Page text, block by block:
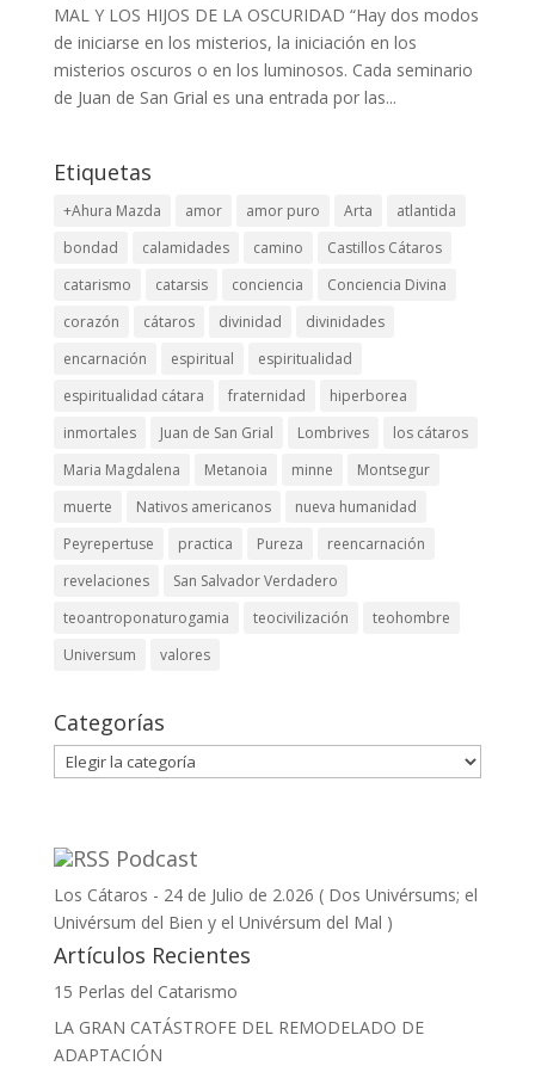
MAL Y LOS HIJOS DE LA OSCURIDAD “Hay dos modos
de iniciarse en los misterios, la iniciación en los
misterios oscuros o en los luminosos. Cada seminario
de Juan de San Grial es una entrada por las...
Etiquetas
+Ahura Mazda amor amor puro Arta
atlantida
bondad
calamidades camino
Castillos Cátaros
catarismo
catarsis conciencia
Conciencia Divina
corazón
cátaros divinidad
divinidades
encarnación
espiritual
espiritualidad
espiritualidad cátara
fraternidad
hiperborea
inmortales
Juan de San Grial Lombrives
los cátaros
Maria Magdalena
Metanoia minne
Montsegur
muerte
Nativos americanos
nueva humanidad
Peyrepertuse
practica Pureza
reencarnación
revelaciones
San Salvador Verdadero
teoantroponaturogamia
teocivilización
teohombre
Universum
valores
Categorías
Categorías
Podcast
Los Cátaros - 24 de Julio de 2.026 ( Dos Univérsums; el
Univérsum del Bien y el Univérsum del Mal )
Artículos Recientes
15 Perlas del Catarismo
LA GRAN CATÁSTROFE DEL REMODELADO DE
ADAPTACIÓN